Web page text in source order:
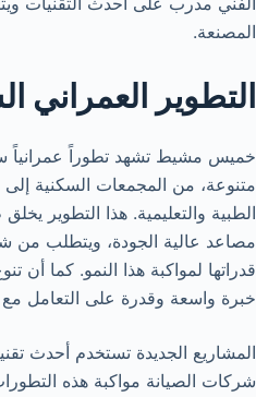
المصنعة.
التطوير العمراني
خميس مشيط تشهد تطوراً عمرانياً
متنوعة، من المجمعات السكنية إلى
الطبية والتعليمية. هذا التطوير
مصاعد عالية الجودة، ويتطلب من
قدراتها لمواكبة هذا النمو. كما أن
خبرة واسعة وقدرة على التعامل
المشاريع الجديدة تستخدم أحدث
شركات الصيانة مواكبة هذه